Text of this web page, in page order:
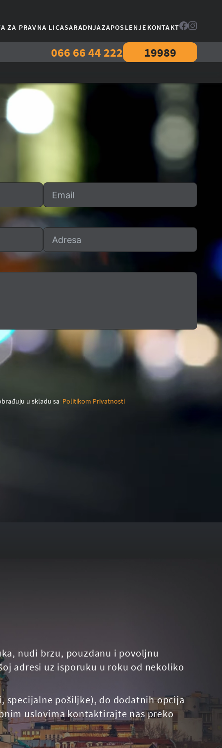
ZA PRAVNA LICASARADNJAZAPOSLENJE KONTAKT
066 66 44 222 19989
u skladu sa Politikom Privatnosti
nudi brzu, pouzdanu i povoljnu
adresi uz isporuku u roku od nekoliko
specijalne pošiljke), do dodatnih opcija
uslovima kontaktirajte nas preko